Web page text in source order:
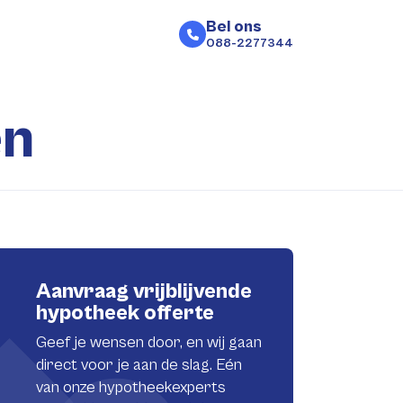
Bel ons
088-2277344
Aanvraag vrijblijvende
hypotheek offerte
Geef je wensen door, en wij gaan
direct voor je aan de slag. Eén
van onze hypotheekexperts